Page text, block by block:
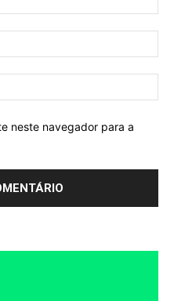
neste navegador para a